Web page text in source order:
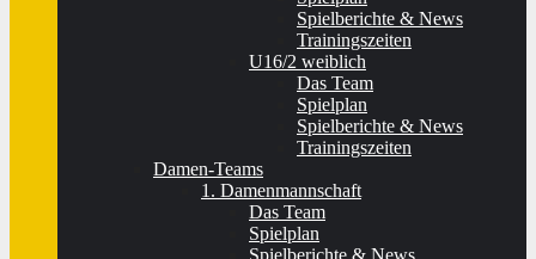
Spielberichte & News
Trainingszeiten
U16/2 weiblich
Das Team
Spielplan
Spielberichte & News
Trainingszeiten
Damen-Teams
1. Damenmannschaft
Das Team
Spielplan
Spielberichte & News